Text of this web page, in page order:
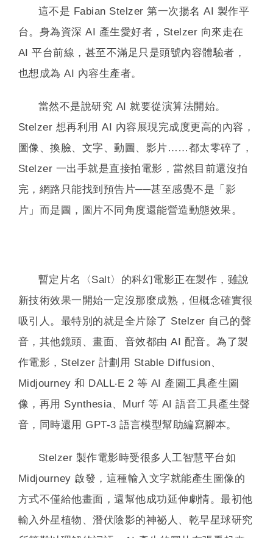
這不是 Fabian Stelzer 第一次揚名 AI 製作平
台。身為資深 AI 產生愛好者，Stelzer 向來走在
AI 平台前線，甚至不滿足只是頭號內容體驗者，
也想成為 AI 內容生產者。
當然不是說研究 AI 就要從演算法開始。
Stelzer 想再利用 AI 內容展現完成度更高的內容，
圖像、換臉、文字、動圖、影片……都太零碎了，
Stelzer 一出手就是直接拍電影，當然目前還沒拍
完，網路只能找到預告片──甚至感覺不是「影
片」而是圖，圖片不同角度還能營造動態效果。
暫定片名〈Salt〉的科幻電影正在製作，雖說
新技術效果一開始一定沒那麼成熟，但概念確實很
吸引人。最特別的就是全片除了 Stelzer 自己的聲
音，其他鏡頭、畫面、音效都由 AI 配音。為了製
作電影，Stelzer 計劃用 Stable Diffusion、
Midjourney 和 DALL‧E 2 等 AI 產圖工具產生圖
像，再用 Synthesia、Murf 等 AI 語音工具產生聲
音，同時還用 GPT-3 語言模型幫助編寫腳本。
Stelzer 製作電影時受很多人工智慧平台如
Midjourney 啟發，這種輸入文字就能產生圖像的
方式不僅給他畫面，還幫他成功延伸劇情。最初他
輸入外星植物、潛伏陰影的神祕人、乾旱星球研究